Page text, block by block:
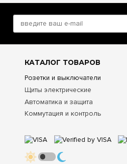
КАТАЛОГ ТОВАРОВ
Розетки и выключатели
Щиты электрические
Автоматика и защита
Коммутация и контроль